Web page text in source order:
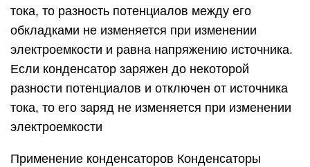
тока, то разность потенциалов между его
обкладками не изменяется при изменении
электроемкости и равна напряжению источника.
Если конденсатор заряжен до некоторой
разности потенциалов и отключен от источника
тока, то его заряд не изменяется при изменении
электроемкости
Применение конденсаторов Конденсаторы